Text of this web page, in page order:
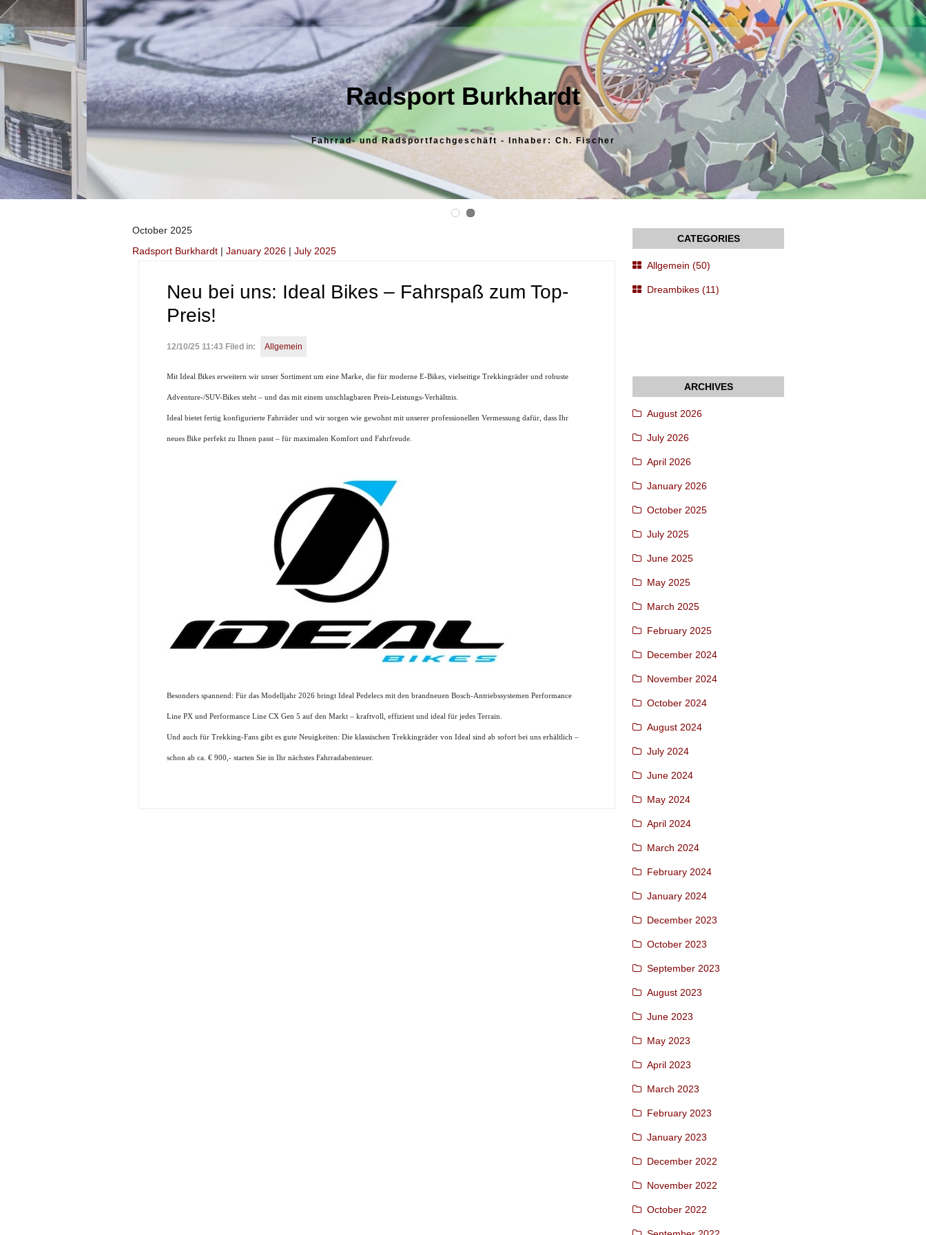
Radsport Burkhardt
Fahrrad- und Radsportfachgeschäft - Inhaber: Ch. Fischer
October 2025
Radsport Burkhardt | January 2026 | July 2025
Neu bei uns: Ideal Bikes – Fahrspaß zum Top-
Preis!
12/10/25 11:43 Filed in: Allgemein
Mit Ideal Bikes erweitern wir unser Sortiment um eine Marke, die für moderne E-Bikes, vielseitige Trekkingräder und robuste
Adventure-/SUV-Bikes steht – und das mit einem unschlagbaren Preis-Leistungs-Verhältnis.
Ideal bietet fertig konfigurierte Fahrräder und wir sorgen wie gewohnt mit unserer professionellen Vermessung dafür, dass Ihr
neues Bike perfekt zu Ihnen passt – für maximalen Komfort und Fahrfreude.
Besonders spannend: Für das Modelljahr 2026 bringt Ideal Pedelecs mit den brandneuen Bosch-Antriebssystemen Performance
Line PX und Performance Line CX Gen 5 auf den Markt – kraftvoll, effizient und ideal für jedes Terrain.
Und auch für Trekking-Fans gibt es gute Neuigkeiten: Die klassischen Trekkingräder von Ideal sind ab sofort bei uns erhältlich –
schon ab ca. € 900,- starten Sie in Ihr nächstes Fahrradabenteuer.
Allgemein (50)
Dreambikes (11)
August 2026
July 2026
April 2026
January 2026
October 2025
July 2025
June 2025
May 2025
March 2025
February 2025
December 2024
November 2024
October 2024
August 2024
July 2024
June 2024
May 2024
April 2024
March 2024
February 2024
January 2024
December 2023
October 2023
September 2023
August 2023
June 2023
May 2023
April 2023
March 2023
February 2023
January 2023
December 2022
November 2022
October 2022